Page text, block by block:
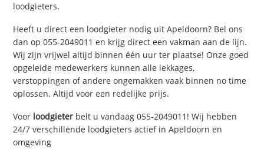
loodgieters.
Heeft u direct een loodgieter nodig uit Apeldoorn? Bel ons
dan op 055-2049011 en krijg direct een vakman aan de lijn.
Wij zijn vrijwel altijd binnen één uur ter plaatse! Onze goed
opgeleide medewerkers kunnen alle lekkages,
verstoppingen of andere ongemakken vaak binnen no time
oplossen. Altijd voor een redelijke prijs.
Voor loodgieter belt u vandaag 055-2049011! Wij hebben
24/7 verschillende loodgieters actief in Apeldoorn en
omgeving